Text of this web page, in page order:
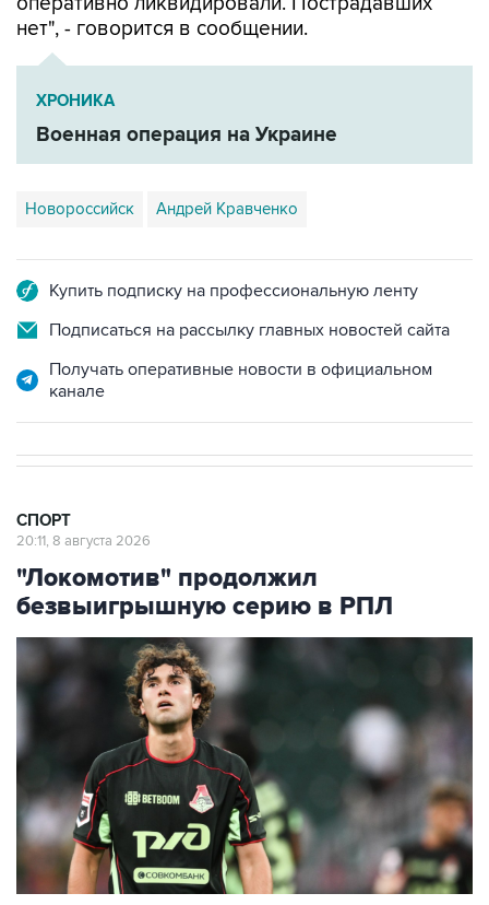
нет", - говорится в сообщении.
ХРОНИКА
Военная операция на Украине
Новороссийск Андрей Кравченко
Купить подписку на профессиональную ленту
Подписаться на рассылку главных новостей сайта
Получать оперативные новости в официальном
канале
СПОРТ
20:11, 8 августа 2026
"Локомотив" продолжил
безвыигрышную серию в РПЛ